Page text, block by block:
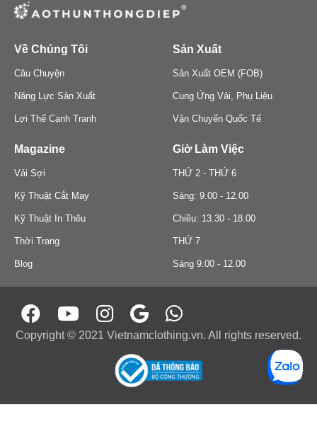
Về Chúng Tôi
Câu Chuyện
Năng Lực Sản Xuất
Lợi Thế Cạnh Tranh
Sản Xuất
Sản Xuất OEM (FOB)
Cung Ứng Vải, Phụ Liệu
Vận Chuyển Quốc Tế
Magazine
Vải Sợi
Kỹ Thuật Cắt May
Kỹ Thuật In Thêu
Thời Trang
Blog
Giờ Làm Việc
THỨ 2 - THỨ 6
Sáng: 9.00 - 12.00
Chiều: 13.30 - 18.00
THỨ 7
Sáng 9.00 - 12.00
Copyright © 2021 Vietnamclothing.vn. All rights reserved.